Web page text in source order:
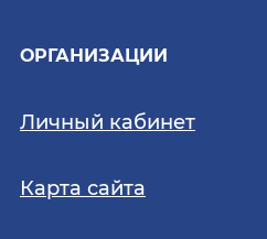
ОРГАНИЗАЦИИ
Личный кабинет
Карта сайта